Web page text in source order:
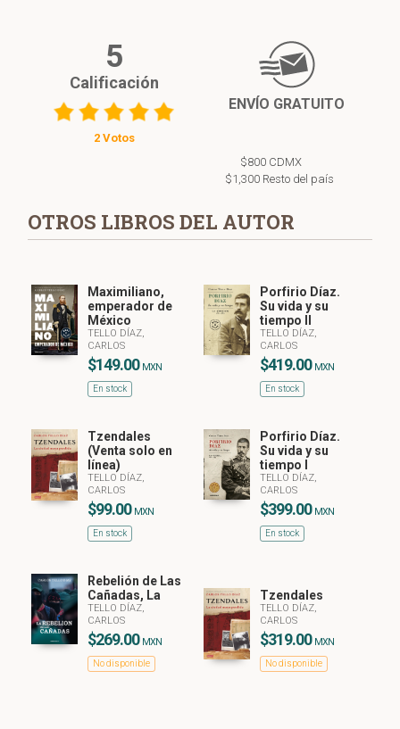
5
Calificación
2 Votos
ENVÍO GRATUITO
$800 CDMX
$1,300 Resto del país
OTROS LIBROS DEL AUTOR
Maximiliano,
emperador de
México
TELLO DÍAZ,
CARLOS
$149.00 MXN
En stock
Porfirio Díaz.
Su vida y su
tiempo II
TELLO DÍAZ,
CARLOS
$419.00 MXN
En stock
Tzendales
(Venta solo en
línea)
TELLO DÍAZ,
CARLOS
$99.00 MXN
En stock
Porfirio Díaz.
Su vida y su
tiempo I
TELLO DÍAZ,
CARLOS
$399.00 MXN
En stock
Rebelión de Las
Cañadas, La
TELLO DÍAZ,
CARLOS
$269.00 MXN
No disponible
Tzendales
TELLO DÍAZ,
CARLOS
$319.00 MXN
No disponible